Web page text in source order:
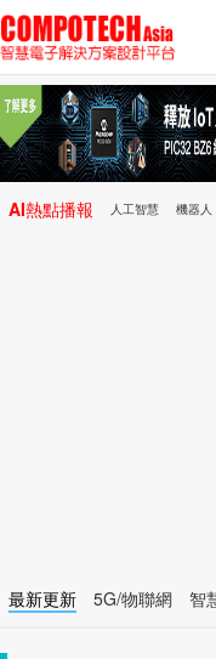
AI熱點播報 人工智慧 機器人
最新更新 5G/物聯網 智